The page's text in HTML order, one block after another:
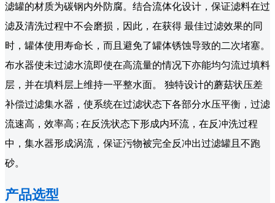
滤罐的材质为碳钢内外防腐。结合流体化设计，保证滤料在过
滤及清洗过程中不会磨损，因此，在获得 最佳过滤效果的同
时，罐体使用寿命长，而且避免了罐体锈蚀导致的二次堵塞。
布水器使未过滤水流即使在高流量的情况下亦能均匀流过填料
层，并在填料层上维持一平整水面。 独特设计的蘑菇状压差
补偿过滤集水器，使系统在过滤状态下各部分水压平衡，过滤
流速高，效率高 ; 在反洗状态下形成内环流，在反冲洗过程
中，集水器形成涡流，保证污物被完全反冲出过滤罐且不跑
砂。
产品选型